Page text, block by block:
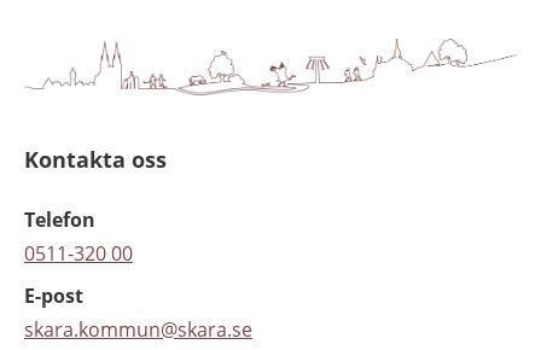
Kontakta oss
Telefon
0511-320 00
E-post
skara.kommun@skara.se